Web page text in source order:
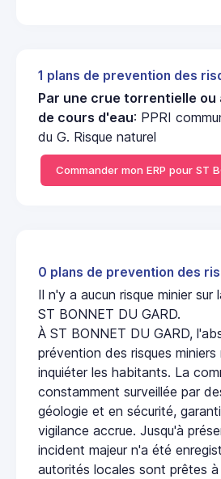
1 plans de prevention des
Par une crue torrentielle ou
de cours d'eau: PPRI
du G. Risque naturel
Commander mon ERP pour ST
0 plans de prevention des
Il n'y a aucun risque minier sur
ST BONNET DU GARD.
À ST BONNET DU GARD,
prévention des risques
inquiéter les habitants. La
constamment surveillée par
géologie et en sécurité,
vigilance accrue. Jusqu'à
incident majeur n'a été
autorités locales sont prêtes